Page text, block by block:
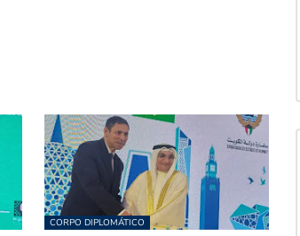
CORPO DIPLOMÁTICO